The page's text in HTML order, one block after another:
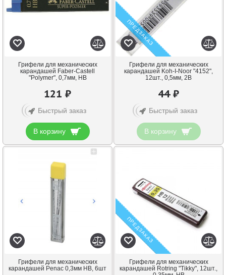
Грифели для механических
карандашей Faber-Castell
"Polymer", 0,7мм, HB
121 ₽
Быстрый заказ
В корзину
ПРЕДЗАКАЗ
Грифели для механических
карандашей Koh-I-Noor "4152",
12шт., 0,5мм, 2B
44 ₽
Быстрый заказ
В корзину
Грифели для механических
карандашей Penac 0,3мм HB, 6шт
ПРЕДЗАКАЗ
Грифели для механических
карандашей Rotring "Tikky", 12шт.,